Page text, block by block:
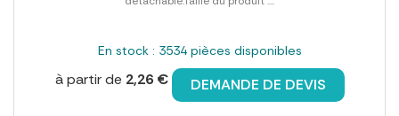
En stock : 3534 pièces disponibles
à partir de 2,26 € DEMANDE DE DEVIS